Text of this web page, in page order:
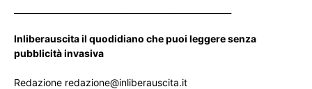
Inliberauscita il quodidiano che puoi leggere senza
pubblicità invasiva
Redazione redazione@inliberauscita.it